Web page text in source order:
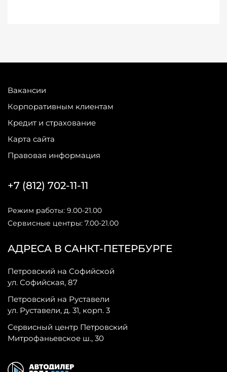
Вакансии
Корпоративным клиентам
Кредит и страхование
Карта сайта
Правовая информация
АДРЕСА В САНКТ-ПЕТЕРБУРГЕ
Петровский на Софийской
ул. Софийская, 87
Петровский на Руставели
ул. Руставели, д. 31, корп. 3
Сервисный центр Петровский
Митрофаньевское ш., 30
+7 (812) 702-11-11
Режим работы: 9.00-21.00
Сервисные центры: 7.00-21.00